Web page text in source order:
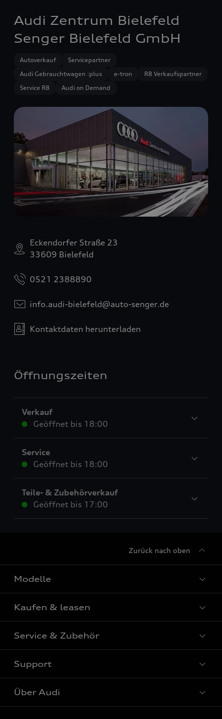
Audi Zentrum Bielefeld
Senger Bielefeld GmbH
Autoverkauf
Servicepartner
Audi Gebrauchtwagen :plus
e-tron
R8 Verkaufspartner
Service R8
Audi on Demand
Eckendorfer Straße 23
33609 Bielefeld
0521 2388890
info.audi-bielefeld@auto-senger.de
Kontaktdaten herunterladen
Öffnungszeiten
Verkauf
Geöffnet bis 18:00
Service
Geöffnet bis 18:00
Teile- & Zubehörverkauf
Geöffnet bis 17:00
Zurück nach oben
Modelle
Alle Modelle
Modelle vergleichen
Elektromodelle
Plug-in-Hybride
Kaufen & leasen
Neuwagensuche
Gebrauchtwagensuche
Gebrauchtwagen
Service & Zubehör
Saisonale Angebote
Audi Services
Garantie
Support
Kundenservice
Über Audi